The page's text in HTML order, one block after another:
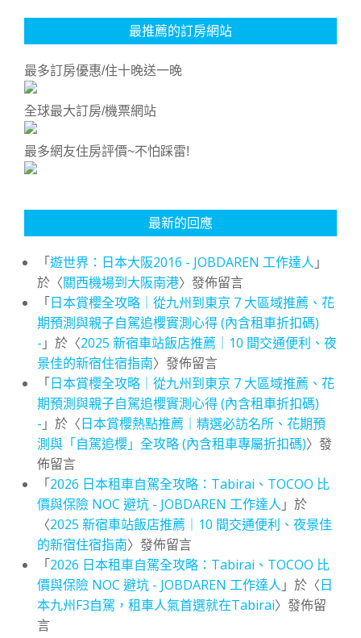
最推薦的訂房網站
最多訂房優惠/住十晚送一晚
全球最大訂房/機票網站
最多網友住房評價~不怕踩雷!
最新的回應
「遊世界：日本大阪2016 - JOBDAREN 工作達人 」
於〈關西機場到大阪南港〉發佈留言
「日本賞櫻全攻略｜從九州到東京 7 大區域推薦、花
期預測與親子自駕追櫻實測心得 (內含租車折扣碼)
- 」於〈2025 新宿車站飯店推薦｜10 間交通便利、夜
景佳的新宿住宿指南〉發佈留言
「日本賞櫻全攻略｜從九州到東京 7 大區域推薦、花
期預測與親子自駕追櫻實測心得 (內含租車折扣碼)
- 」於〈日本賞櫻熱點推薦｜精選必訪名所、花期預
測與「自駕追櫻」全攻略 (內含租車專屬折扣碼)〉發
佈留言
「2026 日本租車自駕全攻略：Tabirai、TOCOO 比
價與保險 NOC 避坑 - JOBDAREN 工作達人 」於
〈2025 新宿車站飯店推薦｜10 間交通便利、夜景佳
的新宿住宿指南〉發佈留言
「2026 日本租車自駕全攻略：Tabirai、TOCOO 比
價與保險 NOC 避坑 - JOBDAREN 工作達人 」於〈日
本九州F3自駕，租車人氣首選就在Tabirai〉發佈留
言